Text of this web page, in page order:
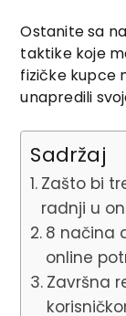
Ostanite sa
taktike koje
fizičke kupce
unapredili
Sadržaj
Zašto bi
radnji u
8 načina
online
Završna